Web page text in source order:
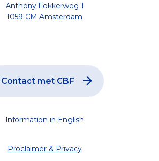
Anthony Fokkerweg 1
1059 CM Amsterdam
Contact met CBF
Information in English
Proclaimer & Privacy